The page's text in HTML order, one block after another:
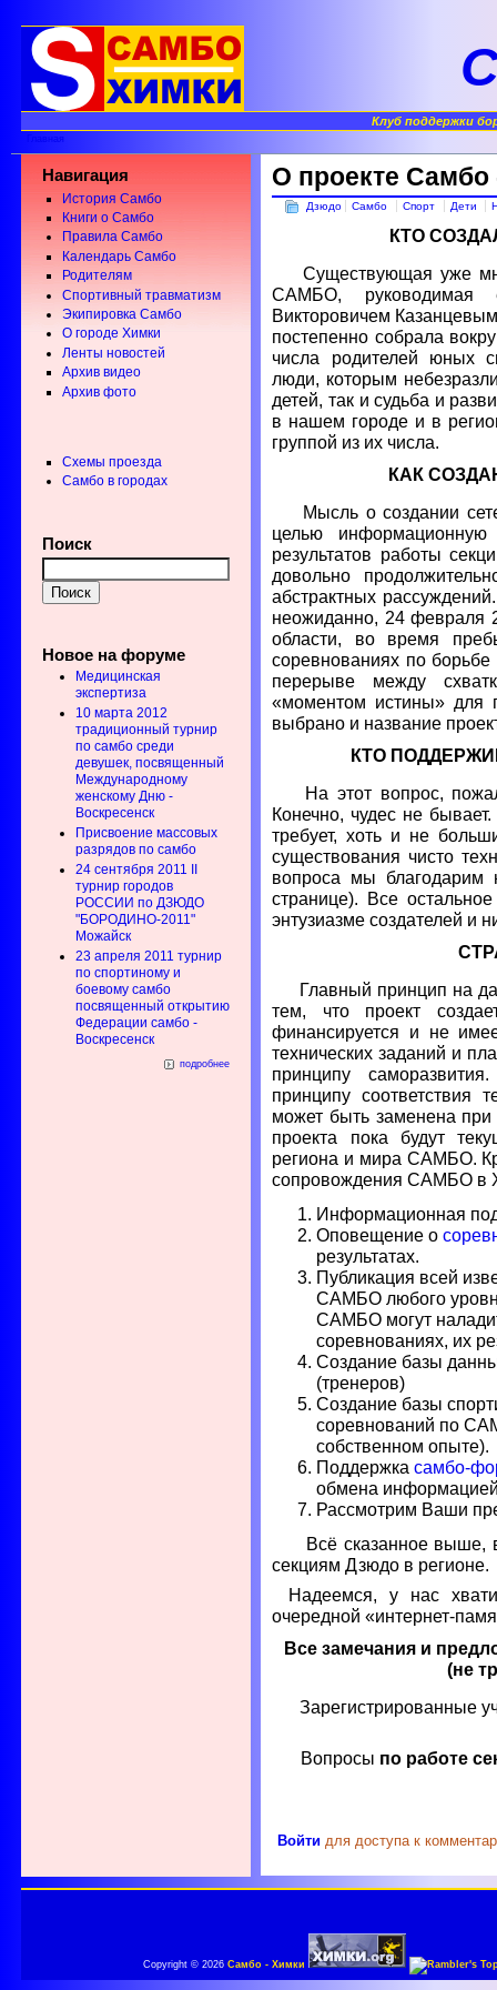
Клуб поддержки
Главная
Навигация
История Самбо
Книги о Самбо
Правила Самбо
Календарь Самбо
Родителям
Спортивный травматизм
Экипировка Самбо
О городе Химки
Ленты новостей
Архив видео
Архив фото
Схемы проезда
Самбо в городах
Поиск
Новое на форуме
Медицинская
экспертиза
10 марта 2012
традиционный турнир
по самбо среди
девушек, посвященный
Международному
женскому Дню -
Воскресенск
Присвоение массовых
разрядов по самбо
24 сентября 2011 II
турнир городов
РОССИИ по ДЗЮДО
"БОРОДИНО-2011"
Можайск
23 апреля 2011 турнир
по спортиному и
боевому самбо
посвященный открытию
Федерации самбо -
Воскресенск
подробнее
О проекте Самбо
Дзюдо Самбо Спорт Дети
КТО
Существующая уже
САМБО, руководимая
Викторовичем
постепенно собрала
числа родителей юных
люди, которым
детей, так и судьба и
в нашем городе и в
группой из их числа.
КАК
Мысль о создании
целью
результатов работы
довольно
абстрактных
неожиданно, 24 февраля
области, во время
соревнованиях по
перерыве между
«моментом истины»
выбрано и название
КТО
На этот вопрос,
Конечно, чудес не
требует, хоть и не
существования чисто
вопроса мы благодарим
странице). Все
энтузиазме создателей и
Главный принцип на
тем, что проект
финансируется и не
технических заданий и
принципу
принципу соответствия
может быть заменена
проекта пока будут
региона и мира САМБО.
сопровождения САМБО в
Информационная
Оповещение о
результатах.
Публикация всей
САМБО любого
САМБО могут
соревнованиях, их
Создание базы
(тренеров)
Создание базы
соревнований по
собственном опыте).
Поддержкасамбо-
обмена
Рассмотрим Ваши
Всё сказанное выше,
секциям Дзюдо в регионе.
Надеемся, у нас
очередной «интернет-
Все замечания и
(не
Зарегистрированные
Вопросы по работе
Войти для доступа к
Copyright © 2026Самбо - Химки